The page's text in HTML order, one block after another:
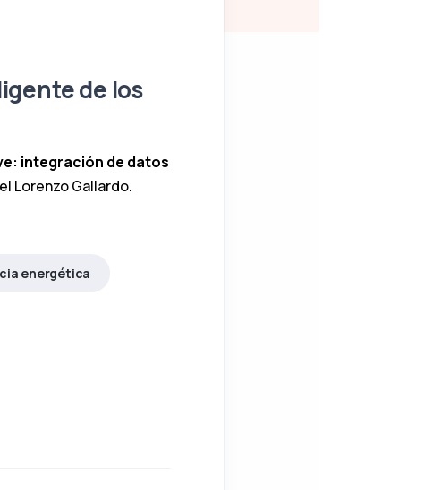
de los
integración de datos
Lorenzo Gallardo.
energética
en CONTART 2026 una comunicación sobre la